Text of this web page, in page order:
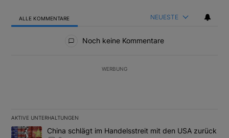
ALLE KOMMENTARE NEUESTE
Noch keine Kommentare
WERBUNG
AKTIVE UNTERHALTUNGEN
Das Folgende ist eine Liste der am meisten kommentierten
Ein Trendartikel mit dem Titel "China schlägt im Handelsstreit
China schlägt im Handelsstreit mit den USA zurück